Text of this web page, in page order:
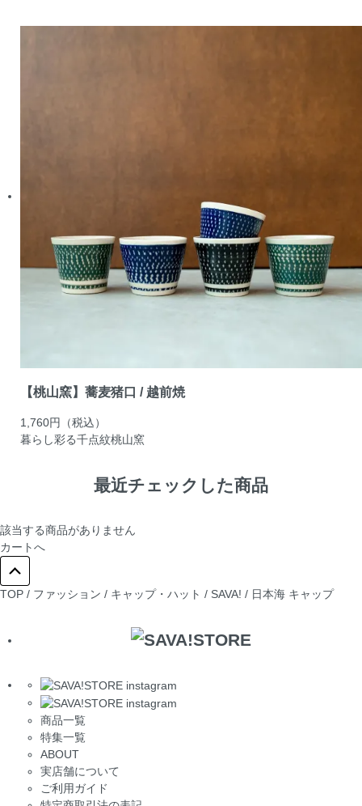
【桃山窯】蕎麦猪口 / 越前焼
1,760円
（税込）
暮らし彩る千点紋桃山窯
最近チェックした商品
該当する商品がありません
カートへ
TOP / ファッション / キャップ・ハット / SAVA! / 日本海 キャップ
商品一覧
特集一覧
ABOUT
実店舗について
ご利用ガイド